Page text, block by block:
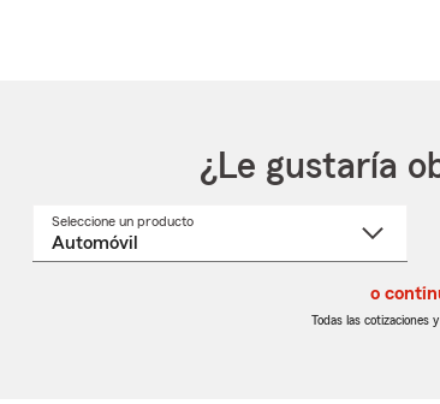
¿Le gustaría
Seleccione un productoSeleccione
o
Todas las cotizaciones